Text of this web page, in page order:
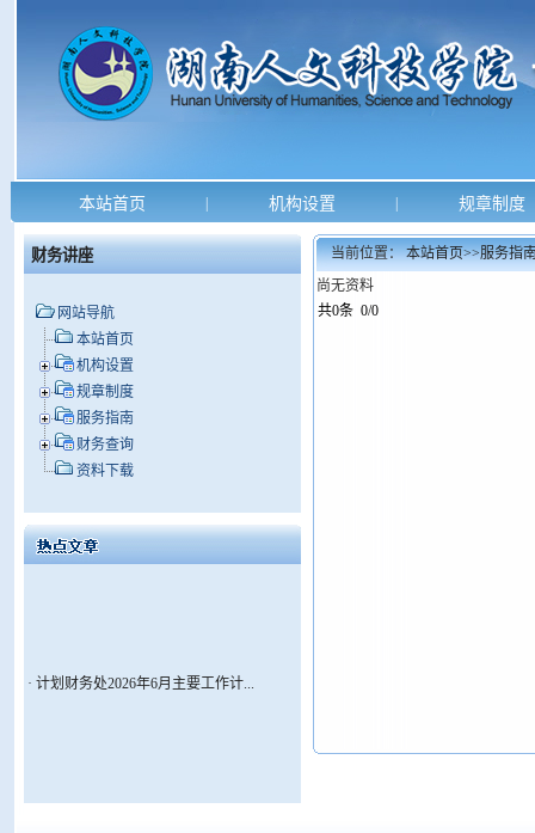
本站首页 机构设置 规章制度
财务讲座
网站导航
本站首页
机构设置
规章制度
服务指南
财务查询
资料下载
· 计划财务处2026年6月主要工作计...
当前位置：本站首页>>服务指
尚无资料
共0条 0/0